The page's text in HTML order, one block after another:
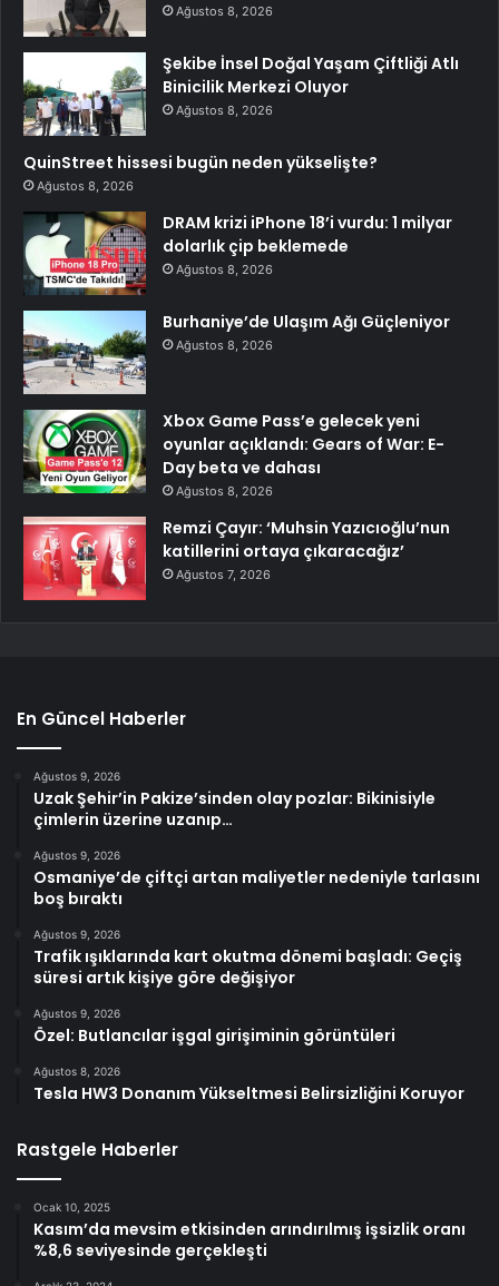
Ağustos 8, 2026
Şekibe İnsel Doğal Yaşam Çiftliği Atlı
Binicilik Merkezi Oluyor
Ağustos 8, 2026
QuinStreet hissesi bugün neden yükselişte?
Ağustos 8, 2026
DRAM krizi iPhone 18’i vurdu: 1 milyar
dolarlık çip beklemede
Ağustos 8, 2026
Burhaniye’de Ulaşım Ağı Güçleniyor
Ağustos 8, 2026
Xbox Game Pass’e gelecek yeni
oyunlar açıklandı: Gears of War: E-
Day beta ve dahası
Ağustos 8, 2026
Remzi Çayır: ‘Muhsin Yazıcıoğlu’nun
katillerini ortaya çıkaracağız’
Ağustos 7, 2026
En Güncel Haberler
Ağustos 9, 2026
Uzak Şehir’in Pakize’sinden olay pozlar: Bikinisiyle
çimlerin üzerine uzanıp…
Ağustos 9, 2026
Osmaniye’de çiftçi artan maliyetler nedeniyle tarlasını
boş bıraktı
Ağustos 9, 2026
Trafik ışıklarında kart okutma dönemi başladı: Geçiş
süresi artık kişiye göre değişiyor
Ağustos 9, 2026
Özel: Butlancılar işgal girişiminin görüntüleri
Ağustos 8, 2026
Tesla HW3 Donanım Yükseltmesi Belirsizliğini Koruyor
Rastgele Haberler
Ocak 10, 2025
Kasım’da mevsim etkisinden arındırılmış işsizlik oranı
%8,6 seviyesinde gerçekleşti